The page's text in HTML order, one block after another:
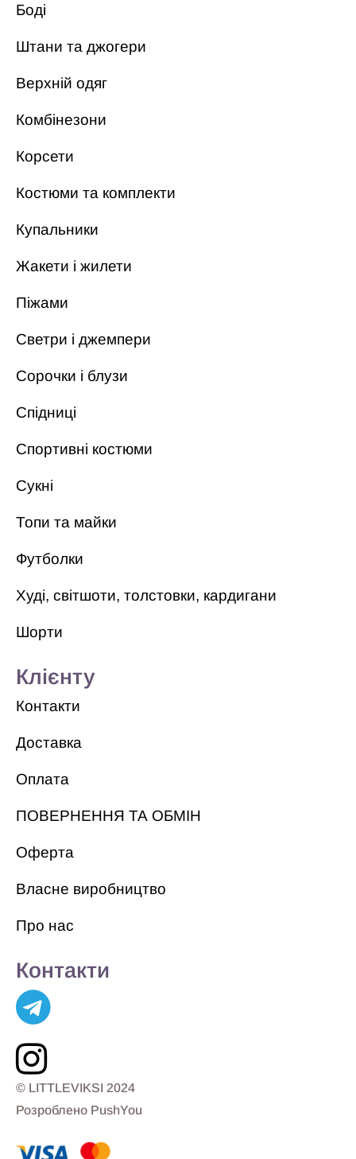
Боді
Штани та джогери
Верхній одяг
Комбінезони
Корсети
Костюми та комплекти
Купальники
Жакети і жилети
Піжами
Светри і джемпери
Сорочки і блузи
Спідниці
Спортивні костюми
Сукні
Топи та майки
Футболки
Худі, світшоти, толстовки, кардигани
Шорти
Клієнту
Контакти
Доставка
Оплата
ПОВЕРНЕННЯ ТА ОБМІН
Оферта
Власне виробництво
Про нас
Контакти
© LITTLEVIKSI 2024
Розроблено PushYou